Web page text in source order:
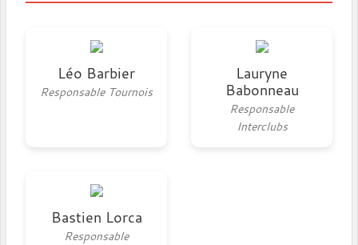
Léo Barbier
Responsable Tournois
Lauryne
Babonneau
Responsable
Interclubs
Bastien Lorca
Responsable